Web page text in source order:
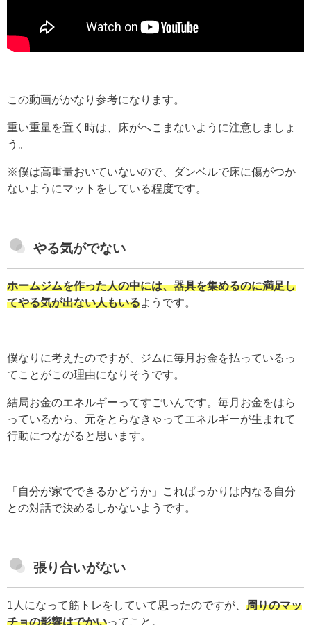
この動画がかなり参考になります。
重い重量を置く時は、床がへこまないように注意しましょ
う。
※僕は高重量おいていないので、ダンベルで床に傷がつか
ないようにマットをしている程度です。
やる気がでない
ホームジムを作った人の中には、器具を集めるのに満足し
てやる気が出ない人もいる ようです。
僕なりに考えたのですが、ジムに毎月お金を払っているっ
てことがこの理由になりそうです。
結局お金のエネルギーってすごいんです。毎月お金をはら
っているから、元をとらなきゃってエネルギーが生まれて
行動につながると思います。
「自分が家でできるかどうか」こればっかりは内なる自分
との対話で決めるしかないようです。
張り合いがない
1人になって筋トレをしていて思ったのですが、 周りのマッ
チョの影響はでかいってこと。